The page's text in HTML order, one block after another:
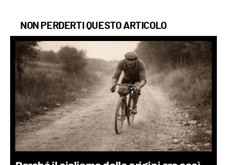
NON PERDERTI QUESTO ARTICOLO